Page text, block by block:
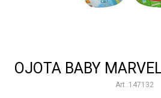
OJOTA BABY
147132